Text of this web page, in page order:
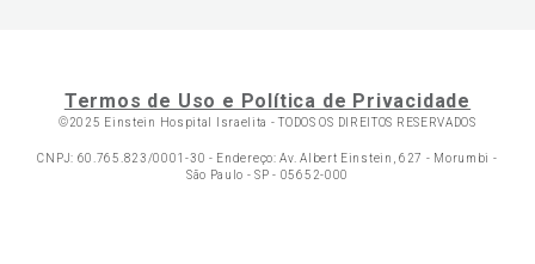
Termos de Uso e Política de Privacidade
©2025 Einstein Hospital Israelita -TODOS OS DIREITOS RESERVADOS
CNPJ: 60.765.823/0001-30 - Endereço: Av. Albert Einstein, 627 - Morumbi -
São Paulo - SP - 05652-000